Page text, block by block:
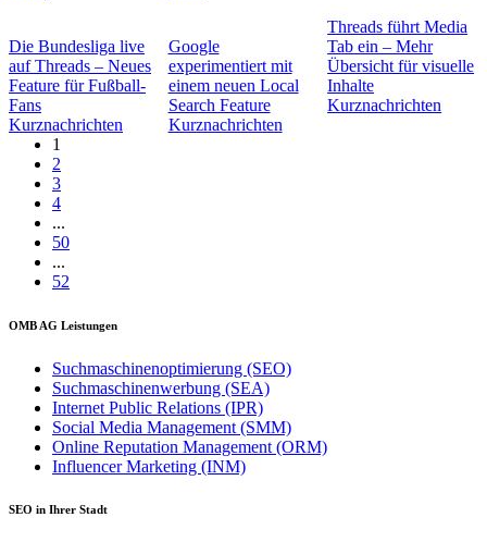
Die Bundesliga live
auf Threads – Neues
Feature für Fußball-
Fans
Kurznachrichten
Google
experimentiert mit
einem neuen Local
Search Feature
Kurznachrichten
Threads führt Media
Tab ein – Mehr
Übersicht für visuelle
Inhalte
Kurznachrichten
1
2
3
4
...
50
...
52
OMB AG Leistungen
Suchmaschinenoptimierung (SEO)
Suchmaschinenwerbung (SEA)
Internet Public Relations (IPR)
Social Media Management (SMM)
Online Reputation Management (ORM)
Influencer Marketing (INM)
SEO in Ihrer Stadt